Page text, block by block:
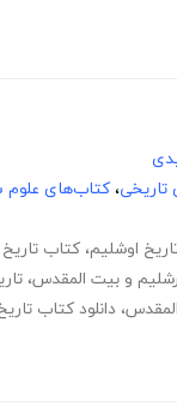
، کتاب‌های
اوشلیم، کتاب
و بیت المقدس،
، دانلود کتاب